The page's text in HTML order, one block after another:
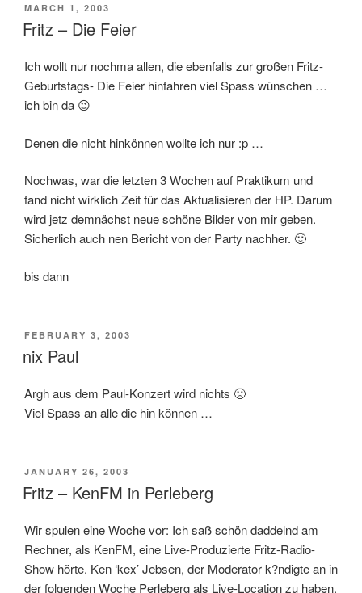
POSTED
ON
MARCH 1, 2003
Fritz – Die Feier
Ich wollt nur nochma allen, die ebenfalls zur großen Fritz-
Geburtstags- Die Feier hinfahren viel Spass wünschen …
ich bin da 😉
Denen die nicht hinkönnen wollte ich nur :p …
Nochwas, war die letzten 3 Wochen auf Praktikum und
fand nicht wirklich Zeit für das Aktualisieren der HP. Darum
wird jetz demnächst neue schöne Bilder von mir geben.
Sicherlich auch nen Bericht von der Party nachher. 🙂
bis dann
POSTED
ON
FEBRUARY 3, 2003
nix Paul
Argh aus dem Paul-Konzert wird nichts 🙁
Viel Spass an alle die hin können …
POSTED
ON
JANUARY 26, 2003
Fritz – KenFM in Perleberg
Wir spulen eine Woche vor: Ich saß schön daddelnd am
Rechner, als KenFM, eine Live-Produzierte Fritz-Radio-
Show hörte. Ken ‘kex’ Jebsen, der Moderator k?ndigte an in
der folgenden Woche Perleberg als Live-Location zu haben.